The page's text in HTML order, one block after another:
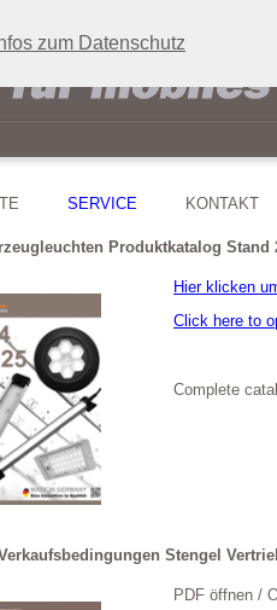
zum Datenschutz
SERVICE KONTAKT
Produktkatalog Stand
Hier klicken
Click here to
Complete
Stengel
PDF öffnen /